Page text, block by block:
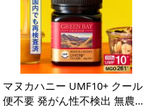
マヌカハニー UMF10+ クール
便不要 発がん性不検出 無農薬